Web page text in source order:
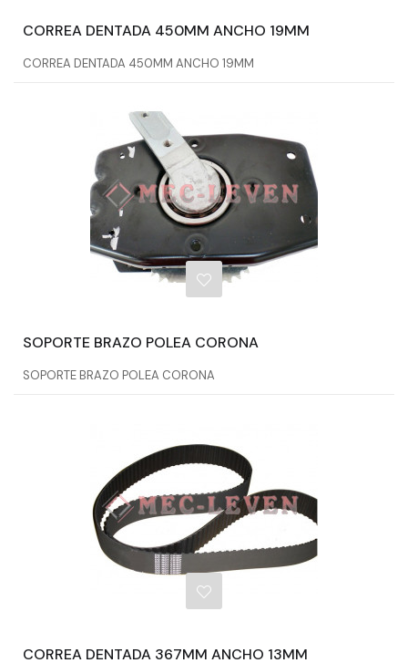
CORREA DENTADA 450MM ANCHO 19MM
CORREA DENTADA 450MM ANCHO 19MM
SOPORTE BRAZO POLEA CORONA
SOPORTE BRAZO POLEA CORONA
CORREA DENTADA 367MM ANCHO 13MM